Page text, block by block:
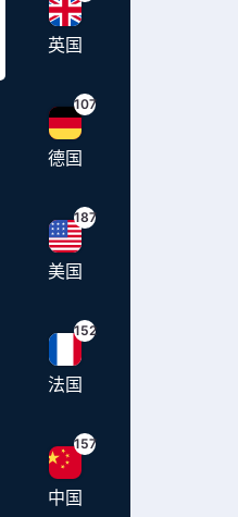
英国
107
德国
187
美国
152
法国
157
中国